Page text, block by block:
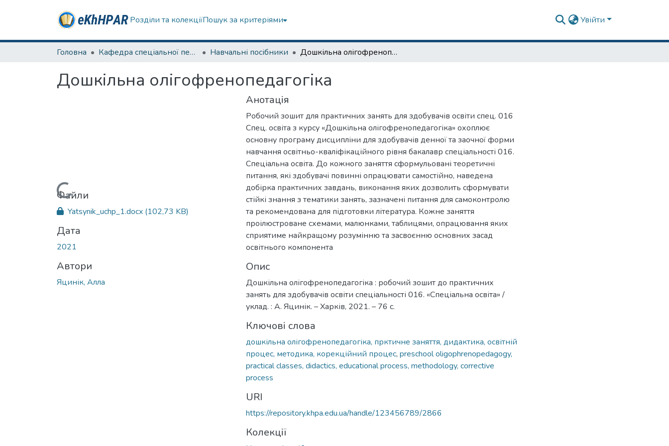
Розділи та колекціїПошук за критеріями Увійти
Головна Кафедра спеціальної педагогіки і психології та інклюзивної освіти Навчальні посібники Дошкільна олігофренопедагогіка
Дошкільна олігофренопедагогіка
Вантажиться...
Файли
Yatsynik_uchp_1.docx (102,73 KB)
Дата
2021
Автори
Яцинік, Алла
Анотація
Робочий зошит для практичних занять для здобувачів освіти спец. 016
Спец. освіта з курсу «Дошкільна олігофренопедагогіка» охоплює
основну програму дисципліни для здобувачів денної та заочної форми
навчання освітньо-кваліфікаційного рівня бакалавр спеціальності 016.
Спеціальна освіта. До кожного заняття сформульовані теоретичні
питання, які здобувачі повинні опрацювати самостійно, наведена
добірка практичних завдань, виконання яких дозволить сформувати
стійкі знання з тематики занять, зазначені питання для самоконтролю
та рекомендована для підготовки література. Кожне заняття
проілюстроване схемами, малюнками, таблицями, опрацювання яких
сприятиме найкращому розумінню та засвоєнню основних засад
освітнього компонента
Опис
Дошкільна олігофренопедагогіка : робочий зошит до практичних
занять для здобувачів освіти спеціальності 016. «Спеціальна освіта» /
уклад. : А. Яцинік. – Харків, 2021. – 76 с.
Ключові слова
дошкільна олігофренопедагогіка, прктичне заняття, дидактика, освітній
процес, методика, корекційний процес, preschool oligophrenopedagogy,
practical classes, didactics, educational process, methodology, corrective
process
URI
https://repository.khpa.edu.ua/handle/123456789/2866
Колекції